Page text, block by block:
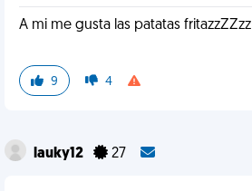
A mi me gusta las patatas fritazzZZzz
9 4
lauky12 27